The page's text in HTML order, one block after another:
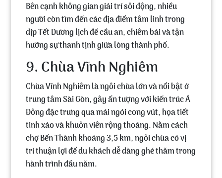
Bên cạnh không gian giải trí sôi động, nhiều
người còn tìm đến các địa điểm tâm linh trong
dịp Tết Dương lịch để cầu an, chiêm bái và tận
hưởng sự thanh tịnh giữa lòng thành phố.
9. Chùa Vĩnh Nghiêm
Chùa Vĩnh Nghiêm là ngôi chùa lớn và nổi bật ở
trung tâm Sài Gòn, gây ấn tượng với kiến trúc Á
Đông đặc trưng qua mái ngói cong vút, họa tiết
tinh xảo và khuôn viên rộng thoáng. Nằm cách
chợ Bến Thành khoảng 3,5 km, ngôi chùa có vị
trí thuận lợi để du khách dễ dàng ghé thăm trong
hành trình đầu năm.